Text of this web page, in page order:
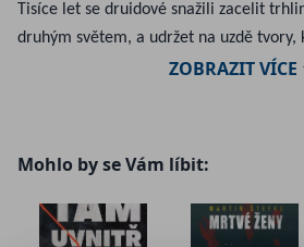
Tisíce let se druidové snažili zacelit
druhým světem, a udržet na uzdě
pokusy bohužel nebyly vždy úspěšné.
světa, jehož obyvatelé ohrožují zdánlivý
galicijské vesnice, která skrývá víc
obyvatelé dokáží představit. Když se
ZOBRAZITVÍCE
Mohlo by se Vám líbit: